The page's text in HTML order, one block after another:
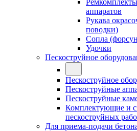
аппаратов
Рукава
поводки)
Сопла
Удочки
Пескоструйное
Пескоструйное
Пескоструйные
Пескоструйные
Комплектующие и
пескоструйных
Для приема-подачи